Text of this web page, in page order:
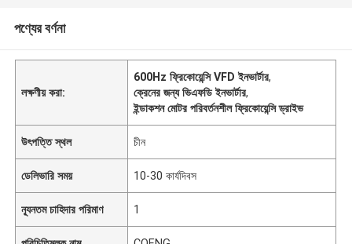
পণ্যের বর্ণনা
লক্ষণীয় করা:
600Hz ফ্রিকোয়েন্সি VFD ইনভার্টার,
ক্রেনের জন্য ভিএফডি ইনভার্টার,
ইন্ডাকশন মোটর পরিবর্তনশীল ফ্রিকোয়েন্সি ড্রাইভ
উৎপত্তি স্থল চীন
ডেলিভারি সময় 10-30 কার্যদিবস
ন্যূনতম চাহিদার পরিমাণ 1